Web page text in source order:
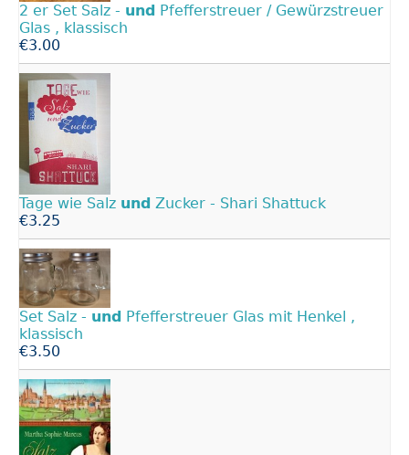
2 er Set Salz - und Pfefferstreuer / Gewürzstreuer
Glas , klassisch
€3.00
Tage wie Salz und Zucker - Shari Shattuck
€3.25
Set Salz - und Pfefferstreuer Glas mit Henkel ,
klassisch
€3.50